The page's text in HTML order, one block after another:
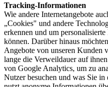
Tracking-Informationen
Wie andere Internetangebote
„Cookies" und andere
erkennen und um
können. Darüber hinaus
Angebote von unseren Kunden
lange die Verweildauer auf
von Google Analytics, um zu
Nutzer besuchen und was Sie